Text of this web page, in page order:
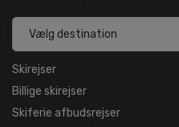
Skirejser
Billige skirejser
Skiferie afbudsrejser